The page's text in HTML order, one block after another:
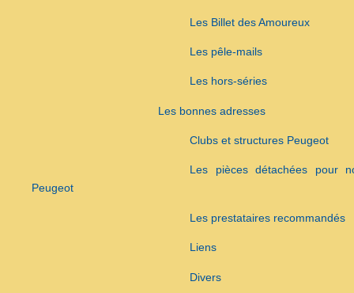
Les Billet des Amoureux
Les pêle-mails
Les hors-séries
Les bonnes adresses
Clubs et structures Peugeot
Les pièces détachées pour
Peugeot
Les prestataires recommandés
Liens
Divers